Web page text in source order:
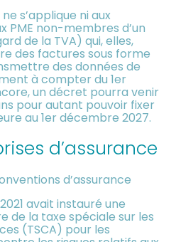
s’applique ni aux
PME non-membres d’un
de la TVA) qui, elles,
des factures sous forme
des données de
à compter du 1er
un décret pourra venir
pour autant pouvoir fixer
au 1er décembre 2027.
d’assurance
d’assurance
avait instauré une
de la taxe spéciale sur les
(TSCA) pour les